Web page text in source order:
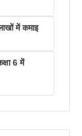
में कमाइ
6 में